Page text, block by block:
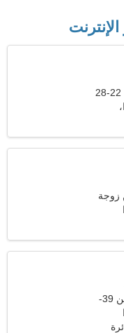
زوجة
امرأة تبحث عن زوجين 39-